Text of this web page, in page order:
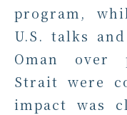
program,
U.S. talks
Oman over
Strait were
impact was